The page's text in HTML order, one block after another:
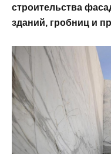
строительства
зданий, гробниц и